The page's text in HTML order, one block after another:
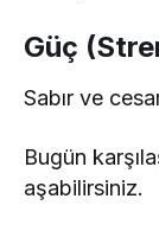
Güç
Sabır ve
Bugün
aşabilirsiniz.